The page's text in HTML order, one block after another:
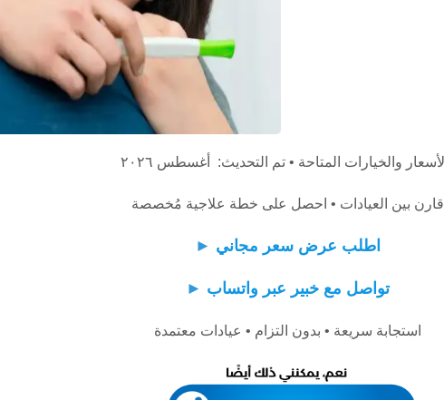
قارن بين العيادات • احصل على خطة علاجية مُخصصة
► اطلب عرض سعر مجاني
► تواصل مع خبير عبر واتساب
استجابة سريعة • بدون التزام • عيادات معتمدة